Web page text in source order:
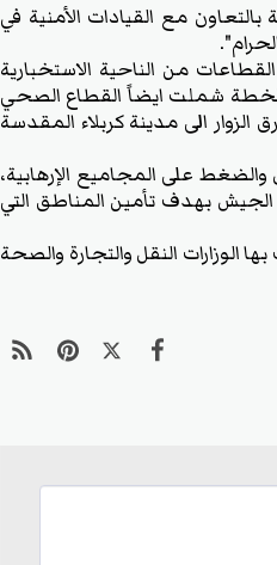
مع القيادات الأمنية في
من الناحية الاستخبارية
"الخطة شملت ايضاً القطاع الصحي
الى مدينة كربلاء المقدسة
على المجاميع الإرهابية،
بهدف تأمين المناطق التي
الوزارات النقل والتجارة والصحة